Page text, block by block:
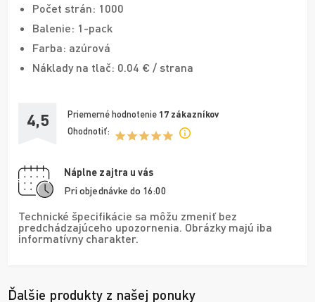
Počet strán: 1000
Balenie: 1-pack
Farba: azúrová
Náklady na tlač: 0.04 € / strana
4,5 Priemerné hodnotenie 17 zákazníkov
Ohodnotiť:
Náplne zajtra u vás
Pri objednávke do 16:00
Technické špecifikácie sa môžu zmeniť bez
predchádzajúceho upozornenia. Obrázky majú iba
informatívny charakter.
Ďalšie produkty z našej ponuky